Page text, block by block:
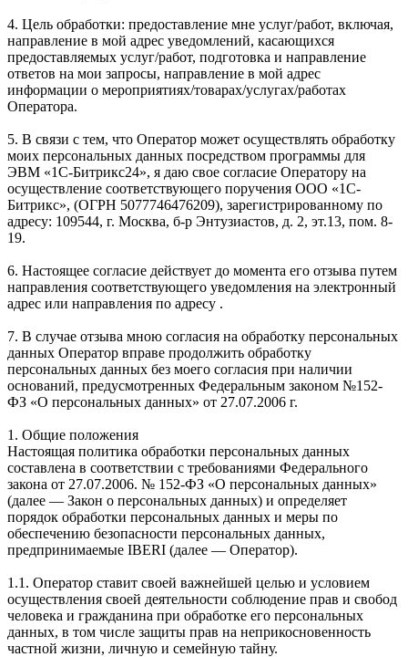
4. Цель обработки: предоставление мне услуг/работ, включая,
направление в мой адрес уведомлений, касающихся
предоставляемых услуг/работ, подготовка и направление
ответов на мои запросы, направление в мой адрес
информации о мероприятиях/товарах/услугах/работах
Оператора.
5. В связи с тем, что Оператор может осуществлять обработку
моих персональных данных посредством программы для
ЭВМ «1С-Битрикс24», я даю свое согласие Оператору на
осуществление соответствующего поручения ООО «1С-
Битрикс», (ОГРН 5077746476209), зарегистрированному по
адресу: 109544, г. Москва, б-р Энтузиастов, д. 2, эт.13, пом. 8-
19.
6. Настоящее согласие действует до момента его отзыва путем
направления соответствующего уведомления на электронный
адрес или направления по адресу .
7. В случае отзыва мною согласия на обработку персональных
данных Оператор вправе продолжить обработку
персональных данных без моего согласия при наличии
оснований, предусмотренных Федеральным законом №152-
ФЗ «О персональных данных» от 27.07.2006 г.
1. Общие положения
Настоящая политика обработки персональных данных
составлена в соответствии с требованиями Федерального
закона от 27.07.2006. № 152-ФЗ «О персональных данных»
(далее — Закон о персональных данных) и определяет
порядок обработки персональных данных и меры по
обеспечению безопасности персональных данных,
предпринимаемые IBERI (далее — Оператор).
1.1. Оператор ставит своей важнейшей целью и условием
осуществления своей деятельности соблюдение прав и свобод
человека и гражданина при обработке его персональных
данных, в том числе защиты прав на неприкосновенность
частной жизни, личную и семейную тайну.